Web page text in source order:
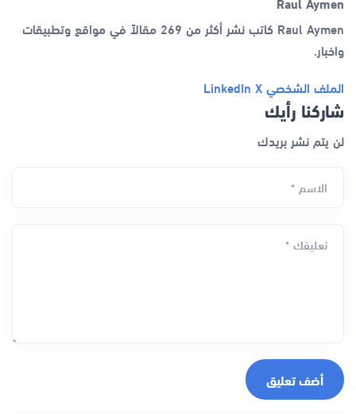
Raul Aymen كاتب نشر أكثر من 269 مقالاً في مواقع وتطبيقات
واخبار.
الملف الشخصي LinkedIn X
شاركنا رأيك
لن يتم نشر بريدك
الاسم *
تعليقك *
أضف تعليق